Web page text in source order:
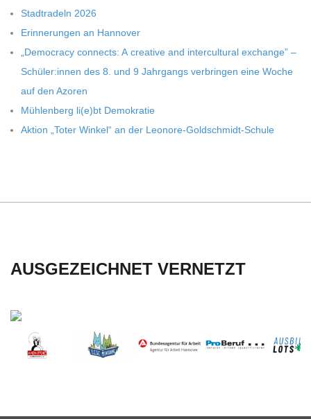
Stadt­ra­deln 2026
Erin­ne­run­gen an Hannover
„Demo­cracy con­nects: A crea­tive and inter­cul­tu­ral exch­ange” –
Schüler:innen des 8. und 9 Jahr­gangs ver­brin­gen eine Woche
auf den Azoren
Müh­len­berg li(e)bt Demokratie
Aktion „Toter Win­kel“ an der Leonore-Goldschmidt-Schule
AUSGEZEICHNET VERNETZT